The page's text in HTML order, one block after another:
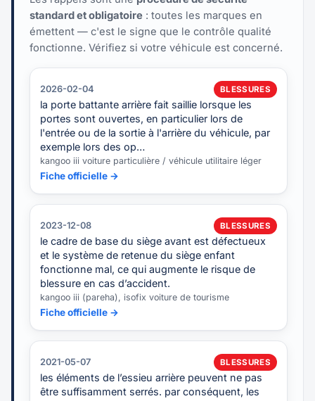
standard et obligatoire : toutes les marques en
émettent — c'est le signe que le contrôle qualité
fonctionne. Vérifiez si votre véhicule est concerné.
2026-02-04 BLESSURES
la porte battante arrière fait saillie lorsque les
portes sont ouvertes, en particulier lors de
l'entrée ou de la sortie à l'arrière du véhicule, par
exemple lors des op…
kangoo iii voiture particulière / véhicule utilitaire léger
Fiche officielle →
2023-12-08 BLESSURES
le cadre de base du siège avant est défectueux
et le système de retenue du siège enfant
fonctionne mal, ce qui augmente le risque de
blessure en cas d’accident.
kangoo iii (pareha), isofix voiture de tourisme
Fiche officielle →
2021-05-07 BLESSURES
les éléments de l’essieu arrière peuvent ne pas
être suffisamment serrés. par conséquent, les